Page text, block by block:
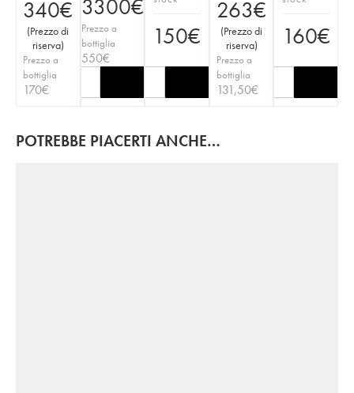
340€
(Prezzo di
riserva)
Prezzo a
bottiglia
170€
3300€
Prezzo a
bottiglia
550€
150€
263€
(Prezzo di
riserva)
Prezzo a
bottiglia
131,50€
160€
POTREBBE PIACERTI ANCHE…